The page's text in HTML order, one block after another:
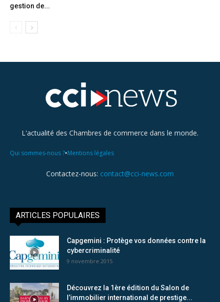
gestion de...
L'actualité des Chambres de commerce dans le monde.
Qui sommes-nous ?•Mentions légales
Contactez-nous: contact@cci-news.com
ARTICLES POPULAIRES
Capgemini : Protège vos données contre la
cybercriminalité
9 novembre 2015
Découvrez la 1ère édition du Salon de
l’immobilier international de prestige...